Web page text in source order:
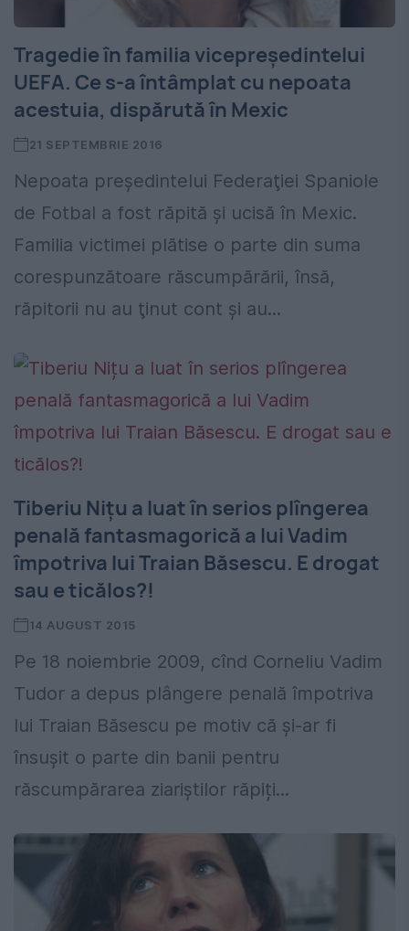
Tragedie în familia vicepreşedintelui
UEFA. Ce s-a întâmplat cu nepoata
acestuia, dispărută în Mexic
21 SEPTEMBRIE 2016
Nepoata preşedintelui Federaţiei Spaniole
de Fotbal a fost răpită şi ucisă în Mexic.
Familia victimei plătise o parte din suma
corespunzătoare răscumpărării, însă,
răpitorii nu au ţinut cont şi au...
Tiberiu Nițu a luat în serios plîngerea
penală fantasmagorică a lui Vadim
împotriva lui Traian Băsescu. E drogat
sau e ticălos?!
14 AUGUST 2015
Pe 18 noiembrie 2009, cînd Corneliu Vadim
Tudor a depus plângere penală împotriva
lui Traian Băsescu pe motiv că şi-ar fi
însuşit o parte din banii pentru
răscumpărarea ziariștilor răpiți...